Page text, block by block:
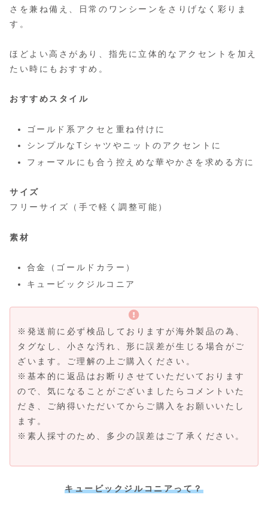
さを兼ね備え、日常のワンシーンをさりげなく彩りま
す。
ほどよい高さがあり、指先に立体的なアクセントを加え
たい時にもおすすめ。
おすすめスタイル
ゴールド系アクセと重ね付けに
シンプルなTシャツやニットのアクセントに
フォーマルにも合う控えめな華やかさを求める方に
サイズ
フリーサイズ（手で軽く調整可能）
素材
合金（ゴールドカラー）
キュービックジルコニア
※発送前に必ず検品しておりますが海外製品の為、
タグなし、小さな汚れ、形に誤差が生じる場合がご
ざいます。ご理解の上ご購入ください。
※基本的に返品はお断りさせていただいております
ので、気になることがございましたらコメントいた
だき、ご納得いただいてからご購入をお願いいたし
ます。
※素人採寸のため、多少の誤差はご了承ください。
キュービックジルコニアって？